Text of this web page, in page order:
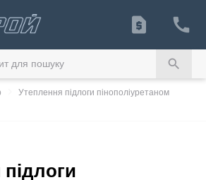
search
Утеплення підлоги пінополіуретаном